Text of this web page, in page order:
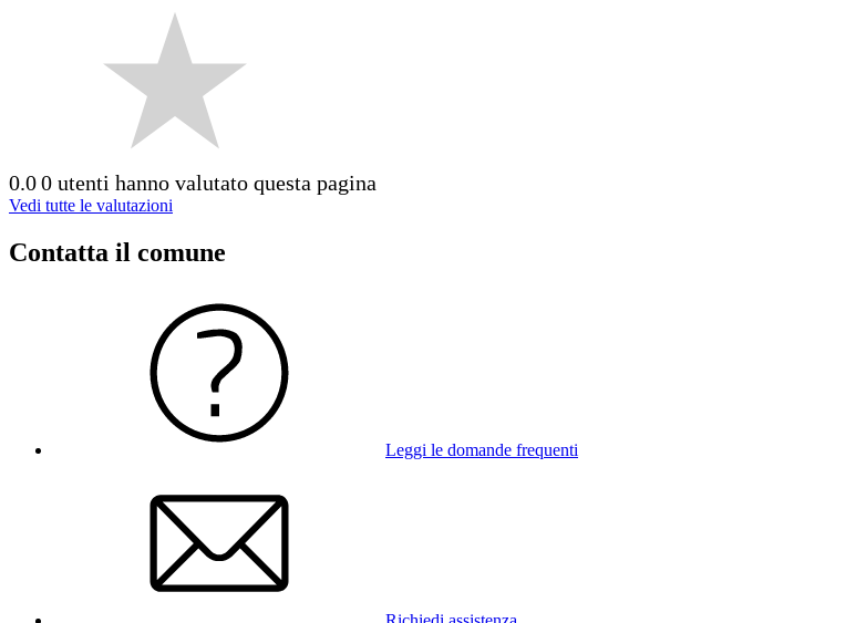
0.00 utenti hanno valutato questa pagina
Vedi tutte le valutazioni
Contatta il comune
Leggi le domande frequenti